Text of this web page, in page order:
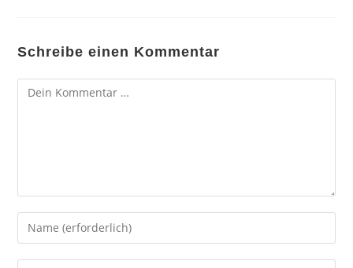
Schreibe einen Kommentar
Kommentar
Gib
deinen
Namen